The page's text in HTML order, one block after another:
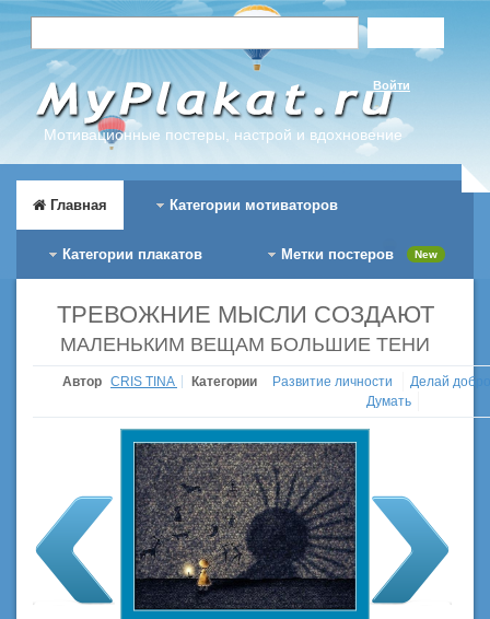
Мотивационные постеры, настрой и вдохновение
Войти
Главная Категории мотиваторов
Категории плакатов Метки постеров New
ТРЕВОЖНИЕ МЫСЛИ СОЗДАЮТ
МАЛЕНЬКИМ ВЕЩАМ БОЛЬШИЕ ТЕНИ
Автор CRIS TINA Категории Развитие личности
Делай
Думать